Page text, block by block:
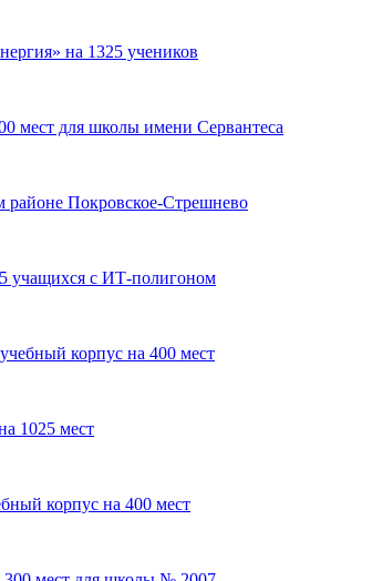
на 1325 учеников
мест для школы имени Сервантеса
районе Покровское-Стрешнево
учащихся с ИТ-полигоном
корпус на 400 мест
1025 мест
корпус на 400 мест